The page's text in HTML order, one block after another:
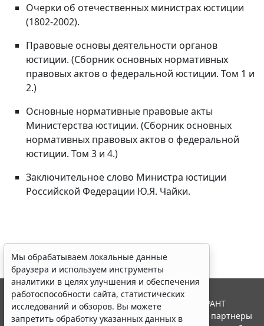
Очерки об отечественных министрах юстиции
(1802-2002).
Правовые основы деятельности органов
юстиции. (Сборник основных нормативных
правовых актов о федеральной юстиции. Том 1 и
2.)
Основные нормативные правовые акты
Министерства юстиции. (Сборник основных
нормативных правовых актов о федеральной
юстиции. Том 3 и 4.)
Заключительное слово Министра юстиции
Российской Федерации Ю.Я. Чайки.
Мы обрабатываем локальные данные
браузера и используем инструменты
аналитики в целях улучшения и обеспечения
работоспособности сайта, статистических
исследований и обзоров. Вы можете
запретить обработку указанных данных в
© ООО "НПП "ГАРАНТ-СЕРВИС", 2026. Система ГАРАНТ
выпускается с 1990 года. Компания "Гарант" и ее партнеры